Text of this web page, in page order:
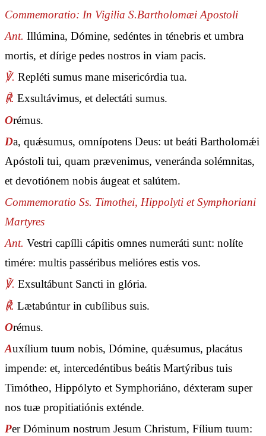
Commemoratio: In Vigilia S.Bartholomæi Apostoli
Ant. Illúmina, Dómine, sedéntes in ténebris et umbra
mortis, et dírige pedes nostros in viam pacis.
℣. Repléti sumus mane misericórdia tua.
℟. Exsultávimus, et delectáti sumus.
Orémus.
Da, quǽsumus, omnípotens Deus: ut beáti Bartholomǽi
Apóstoli tui, quam prævenimus, veneránda solémnitas,
et devotiónem nobis áugeat et salútem.
Commemoratio Ss. Timothei, Hippolyti et Symphoriani
Martyres
Ant. Vestri capílli cápitis omnes numeráti sunt: nolíte
timére: multis passéribus melióres estis vos.
℣. Exsultábunt Sancti in glória.
℟. Lætabúntur in cubílibus suis.
Orémus.
Auxílium tuum nobis, Dómine, quǽsumus, placátus
impende: et, intercedéntibus beátis Martýribus tuis
Timótheo, Hippólyto et Symphoriáno, déxteram super
nos tuæ propitiatiónis exténde.
Per Dóminum nostrum Jesum Christum, Fílium tuum: